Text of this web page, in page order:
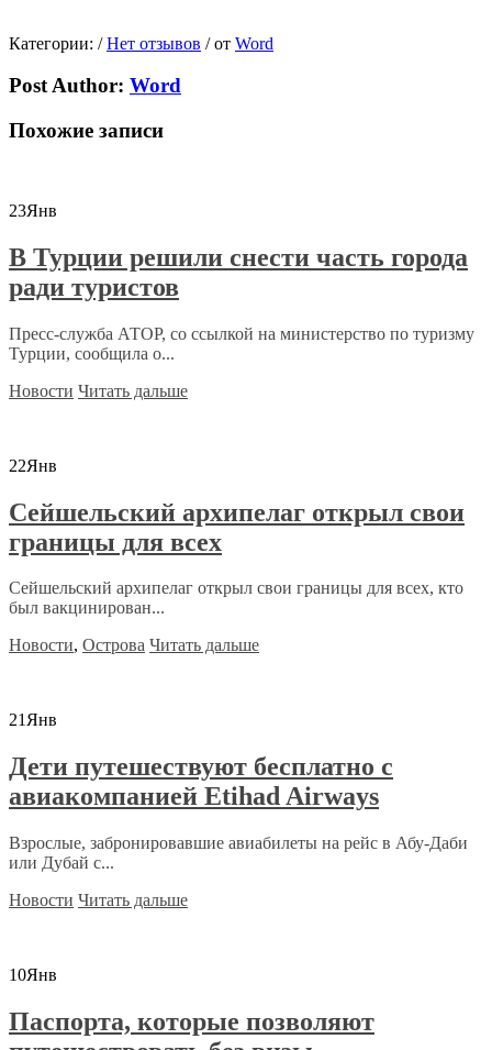
Категории: / Нет отзывов /от Word
Post Author: Word
Похожие записи
23Янв
В Турции решили снести часть города
ради туристов
Пресс-служба АТОР, со ссылкой на министерство по туризму
Турции, сообщила о...
Новости Читать дальше
22Янв
Сейшельский архипелаг открыл свои
границы для всех
Сейшельский архипелаг открыл свои границы для всех, кто
был вакцинирован...
Новости, Острова Читать дальше
21Янв
Дети путешествуют бесплатно с
авиакомпанией Etihad Airways
Взрослые, забронировавшие авиабилеты на рейс в Абу-Даби
или Дубай с...
Новости Читать дальше
10Янв
Паспорта, которые позволяют